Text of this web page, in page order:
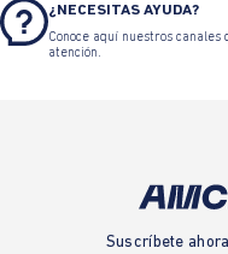
¿NECESITAS AYUDA?
Conoce aquí nuestros canales
atención.
Suscríbete